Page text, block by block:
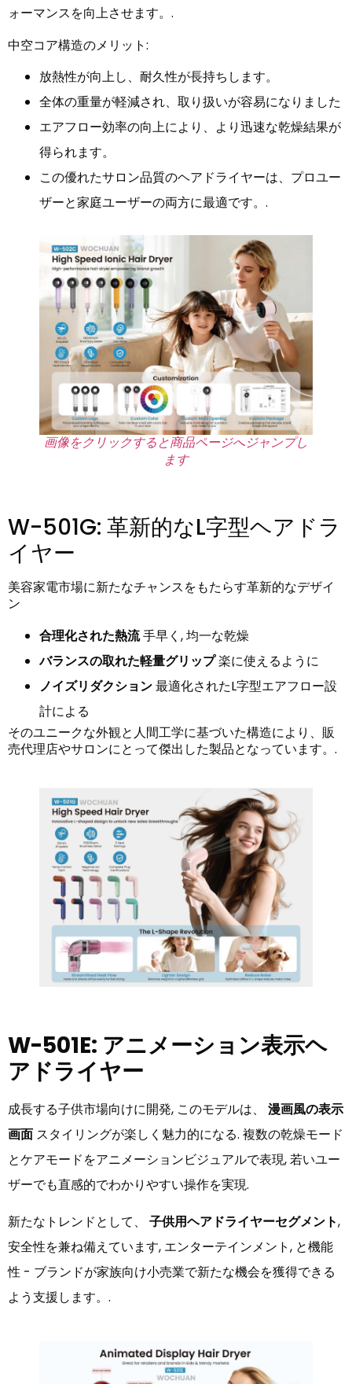
ォーマンスを向上させます。.
中空コア構造のメリット:
放熱性が向上し、耐久性が長持ちします。
全体の重量が軽減され、取り扱いが容易になりました
エアフロー効率の向上により、より迅速な乾燥結果が
得られます。
この優れたサロン品質のヘアドライヤーは、プロユー
ザーと家庭ユーザーの両方に最適です。.
画像をクリックすると商品ページへジャンプし
ます
W-501G: 革新的なL字型ヘアドラ
イヤー
美容家電市場に新たなチャンスをもたらす革新的なデザイ
ン
合理化された熱流手早く, 均一な乾燥
バランスの取れた軽量グリップ楽に使えるように
ノイズリダクション最適化されたL字型エアフロー設
計による
そのユニークな外観と人間工学に基づいた構造により、販
売代理店やサロンにとって傑出した製品となっています。.
W-501E: アニメーション表示ヘ
アドライヤー
成長する子供市場向けに開発, このモデルは、 漫画風の表示
画面 スタイリングが楽しく魅力的になる. 複数の乾燥モード
とケアモードをアニメーションビジュアルで表現, 若いユー
ザーでも直感的でわかりやすい操作を実現.
新たなトレンドとして、 子供用ヘアドライヤーセグメント,
安全性を兼ね備えています, エンターテインメント, と機能
性 - ブランドが家族向け小売業で新たな機会を獲得できる
よう支援します。.